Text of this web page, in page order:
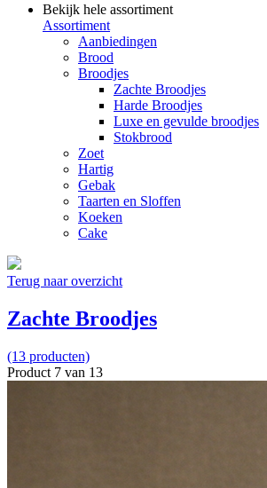
Bekijk hele assortiment
Assortiment
Aanbiedingen
Brood
Broodjes
Zachte Broodjes
Harde Broodjes
Luxe en gevulde broodjes
Stokbrood
Zoet
Hartig
Gebak
Taarten en Sloffen
Koeken
Cake
Terug naar overzicht
Zachte Broodjes
(13 producten)
Product 7 van 13